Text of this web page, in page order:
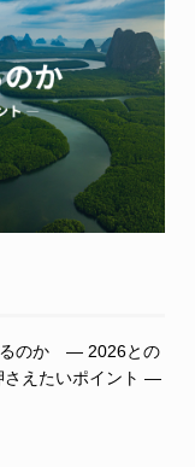
るのか ― 2026との
さえたいポイント ―